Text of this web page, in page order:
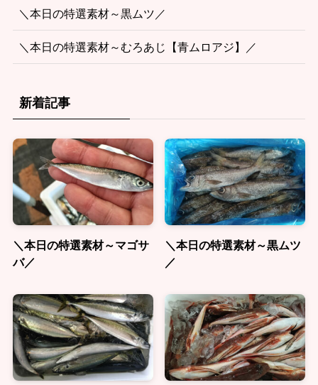
＼本日の特選素材～黒ムツ／
＼本日の特選素材～むろあじ【青ムロアジ】／
新着記事
＼本日の特選素材～マゴサ
バ／
＼本日の特選素材～黒ムツ
／